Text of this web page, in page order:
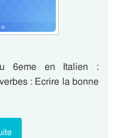
6eme en Italien :
: Ecrire la bonne